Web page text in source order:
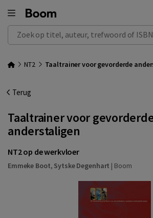
Zoek op titel, auteur, trefwoord of ISBN
NT2 Taaltrainer voor gevorderde
Terug
Taaltrainer voor
anderstaligen
NT2 op de werkvloer
Emmeke Boot, Sytske Degenhart | Boom